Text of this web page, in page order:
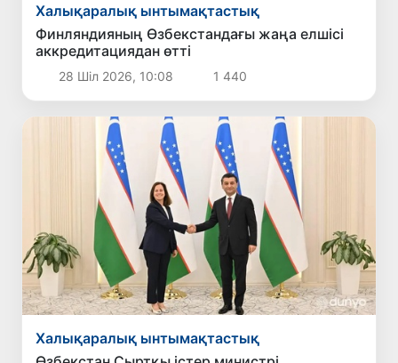
Халықаралық ынтымақтастық
Финляндияның Өзбекстандағы жаңа елшісі
аккредитациядан өтті
28 Шіл 2026, 10:08 1 440
Халықаралық ынтымақтастық